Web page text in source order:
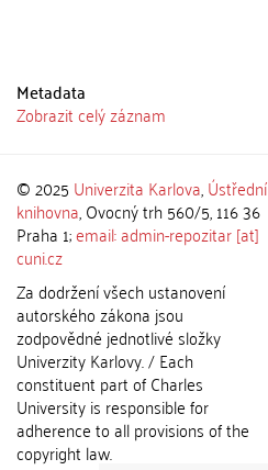
Metadata
Zobrazit celý záznam
© 2025 Univerzita Karlova,Ústřední
knihovna, Ovocný trh 560/5, 116 36
Praha 1;email: admin-repozitar [at]
cuni.cz
Za dodržení všech ustanovení
autorského zákona jsou
zodpovědné jednotlivé složky
Univerzity Karlovy. / Each
constituent part of Charles
University is responsible for
adherence to all provisions of the
copyright law.